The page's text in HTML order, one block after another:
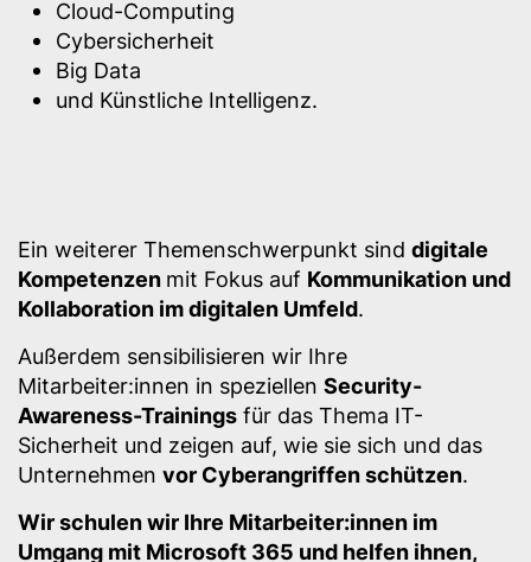
Cloud-Computing
Cybersicherheit
Big Data
und Künstliche Intelligenz.
Ein weiterer Themenschwerpunkt sind digitale
Kompetenzen mit Fokus auf Kommunikation und
Kollaboration im digitalen Umfeld.
Außerdem sensibilisieren wir Ihre
Mitarbeiter:innen in speziellen Security-
Awareness-Trainings für das Thema IT-
Sicherheit und zeigen auf, wie sie sich und das
Unternehmen vor Cyberangriffen schützen.
Wir schulen wir Ihre Mitarbeiter:innen im
Umgang mit Microsoft 365 und helfen ihnen,